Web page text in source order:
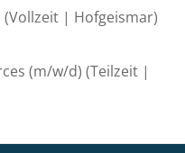
| Hofgeismar)
(m/w/d) (Teilzeit |